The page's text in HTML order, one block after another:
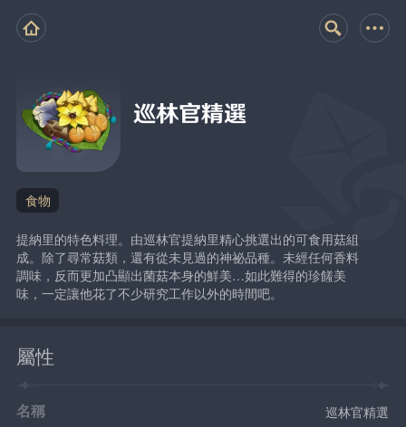
巡林官精選
食物
提納里的特色料理。由巡林官提納里精心挑選出的可食用菇組
成。除了尋常菇類，還有從未見過的神祕品種。未經任何香料
調味，反而更加凸顯出菌菇本身的鮮美…如此難得的珍饈美
味，一定讓他花了不少研究工作以外的時間吧。
屬性
名稱 巡林官精選